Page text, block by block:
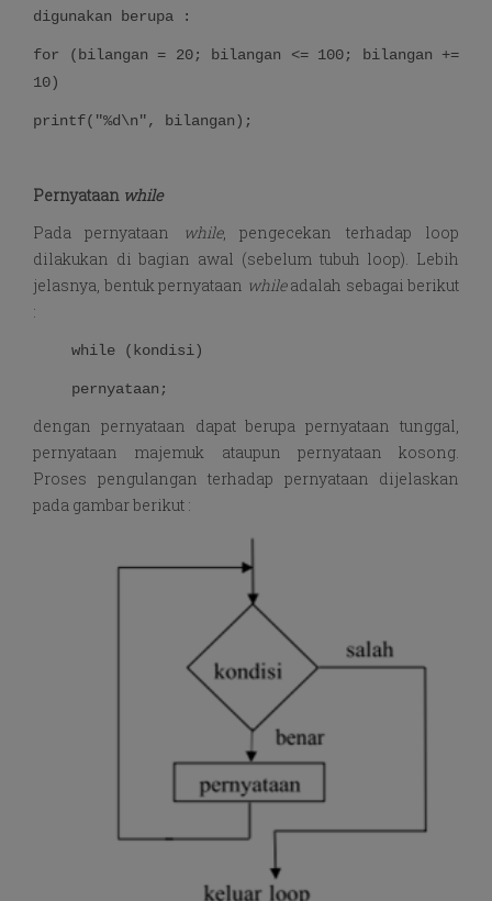
digunakan berupa :
for (bilangan = 20; bilangan <= 100; bilangan +=
10)
printf("%d\n", bilangan);
Pernyataan while
Pada pernyataan
while, pengecekan terhadap loop
dilakukan di bagian awal (sebelum tubuh loop). Lebih
jelasnya, bentuk pernyataan whileadalah sebagai berikut
:
while (kondisi)
pernyataan;
dengan pernyataan dapat berupa pernyataan tunggal,
pernyataan majemuk ataupun pernyataan kosong.
Proses pengulangan terhadap pernyataan dijelaskan
pada gambar berikut :